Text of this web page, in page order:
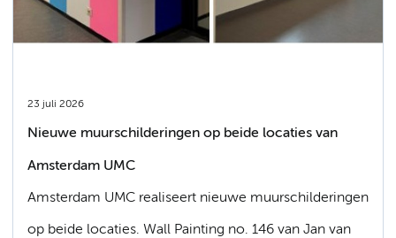
23 juli 2026
Nieuwe muurschilderingen op beide locaties van
Amsterdam UMC
Amsterdam UMC realiseert nieuwe muurschilderingen
op beide locaties. Wall Painting no. 146 van Jan van